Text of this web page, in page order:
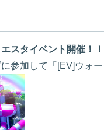
スタイベント開催！！
参加して「[EV]ウォ